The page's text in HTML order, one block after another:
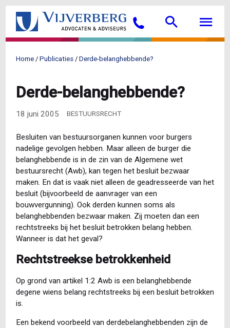
Overslaan
de
gaan
Bellen Search
Home Publicaties Derde-belanghebbende?
Derde-belanghebbende?
18 juni 2005 BESTUURSRECHT
Besluiten van bestuursorganen kunnen voor burgers
nadelige gevolgen hebben. Maar alleen de burger die
belanghebbende is in de zin van de Algemene wet
bestuursrecht (Awb), kan tegen het besluit bezwaar
maken. En dat is vaak niet alleen de geadresseerde van het
besluit (bijvoorbeeld de aanvrager van een
bouwvergunning). Ook derden kunnen soms als
belanghebbenden bezwaar maken. Zij moeten dan een
rechtstreeks bij het besluit betrokken belang hebben.
Wanneer is dat het geval?
Rechtstreekse betrokkenheid
Op grond van artikel 1:2 Awb is een belanghebbende
degene wiens belang rechtstreeks bij een besluit betrokken
is.
Een bekend voorbeeld van derdebelanghebbenden zijn de